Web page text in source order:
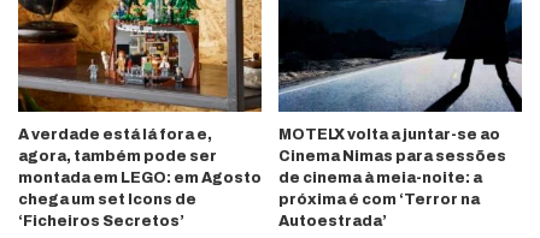
A verdade está lá fora e,
agora, também pode ser
montada em LEGO: em Agosto
chega um set Icons de
‘Ficheiros Secretos’
MOTELX volta a juntar-se ao
Cinema Nimas para sessões
de cinema à meia-noite: a
próxima é com ‘Terror na
Autoestrada’